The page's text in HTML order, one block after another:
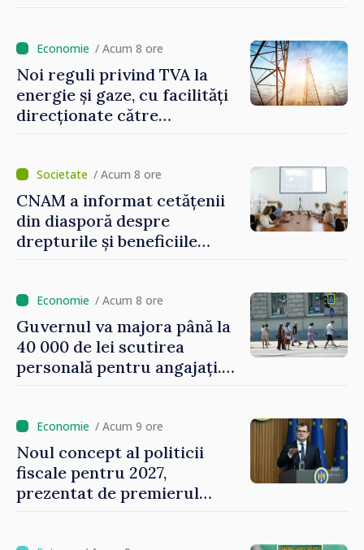
/ Acum 8 ore
Noi reguli privind TVA la
energie și gaze, cu facilități
direcționate către
/ Acum 8 ore
CNAM a informat cetățenii
din diasporă despre
drepturile și beneficiile
/ Acum 8 ore
Guvernul va majora până la
40 000 de lei scutirea
personală pentru angajați.
oamenilor”/ Acum 9 ore
Noul concept al politicii
fiscale pentru 2027,
prezentat de premierul